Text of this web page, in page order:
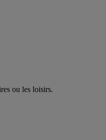
ou les loisirs.